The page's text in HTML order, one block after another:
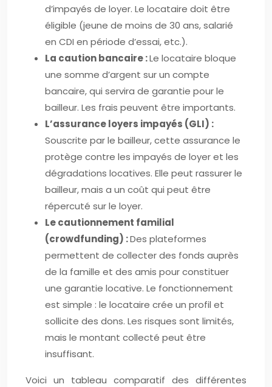
d’impayés de loyer. Le locataire doit être
éligible (jeune de moins de 30 ans, salarié
en CDI en période d’essai, etc.).
La caution bancaire :Le locataire bloque
une somme d’argent sur un compte
bancaire, qui servira de garantie pour le
bailleur. Les frais peuvent être importants.
L’assurance loyers impayés (GLI) :
Souscrite par le bailleur, cette assurance le
protège contre les impayés de loyer et les
dégradations locatives. Elle peut rassurer le
bailleur, mais a un coût qui peut être
répercuté sur le loyer.
Le cautionnement familial
(crowdfunding) :Des plateformes
permettent de collecter des fonds auprès
de la famille et des amis pour constituer
une garantie locative. Le fonctionnement
est simple : le locataire crée un profil et
sollicite des dons. Les risques sont limités,
mais le montant collecté peut être
insuffisant.
Voici un tableau comparatif des différentes